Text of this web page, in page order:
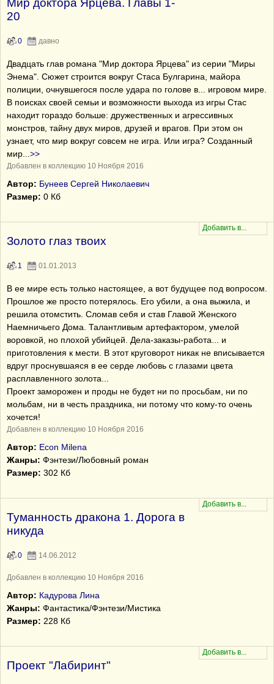
Мир доктора Ярцева. Главы 1-
20
0 давно
Двадцать глав романа "Мир доктора Ярцева" из серии "Миры
Энема". Сюжет строится вокруг Стаса Булгарина, майора
полиции, очнувшегося после удара по голове в... игровом мире.
В поисках своей семьи и возможности выхода из игры Стас
находит гораздо больше: дружественных и агрессивных
монстров, тайну двух миров, друзей и врагов. При этом он
узнает, что мир вокруг совсем не игра. Или игра? Созданный
мир
>>
Добавлен в коллекцию 10 Ноября 2016
Автор: Бунеев Сергей Николаевич
Размер: 0 Кб
Золото глаз твоих
1 01.01.2013
В ее мире есть только настоящее, а вот будущее под вопросом.
Прошлое же просто потерялось. Его убили, а она выжила, и
решила отомстить. Сломав себя и став Главой Женского
Наемничьего Дома. Талантливым артефактором, умелой
воровкой, но плохой убийцей. Дела-заказы-работа... и
приготовления к мести. В этот круговорот никак не вписывается
вдруг проснувшаяся в ее серде любовь с глазами цвета
расплавленного золота...
Проект заморожен и проды не будет ни по просьбам, ни по
мольбам, ни в честь праздника, ни потому что кому-то очень
хочется!
Добавлен в коллекцию 10 Ноября 2016
Автор: Econ Milena
Жанры: Фэнтези/Любовный роман
Размер: 302 Кб
Туманность дракона 1. Дорога в
никуда
0 14.06.2012
Добавлен в коллекцию 10 Ноября 2016
Автор: Кадурова Лина
Жанры: Фантастика/Фэнтези/Мистика
Размер: 228 Кб
Проект "Лабиринт"